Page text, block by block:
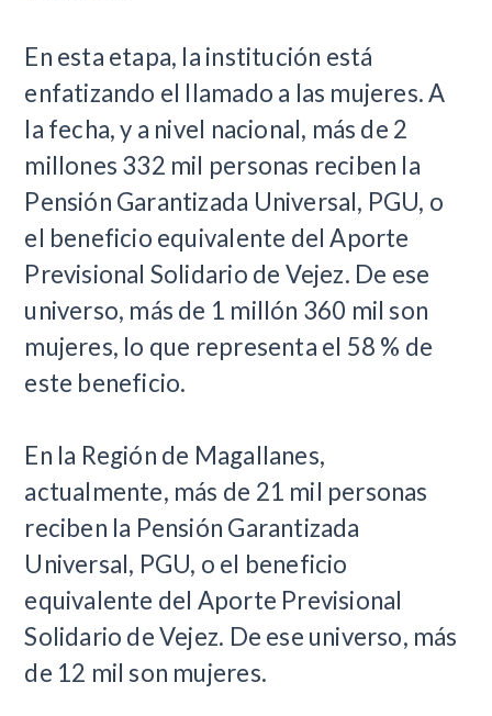
En esta etapa, la institución está
enfatizando el llamado a las mujeres. A
la fecha, y a nivel nacional, más de 2
millones 332 mil personas reciben la
Pensión Garantizada Universal, PGU, o
el beneficio equivalente del Aporte
Previsional Solidario de Vejez. De ese
universo, más de 1 millón 360 mil son
mujeres, lo que representa el 58 % de
este beneficio.
En la Región de Magallanes,
actualmente, más de 21 mil personas
reciben la Pensión Garantizada
Universal, PGU, o el beneficio
equivalente del Aporte Previsional
Solidario de Vejez. De ese universo, más
de 12 mil son mujeres.